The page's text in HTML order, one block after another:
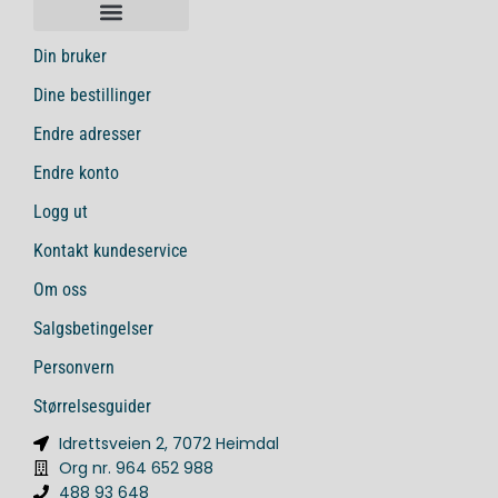
Din bruker
Dine bestillinger
Endre adresser
Endre konto
Logg ut
Kontakt kundeservice
Om oss
Salgsbetingelser
Personvern
Størrelsesguider
Idrettsveien 2, 7072 Heimdal
Org nr. 964 652 988
488 93 648